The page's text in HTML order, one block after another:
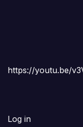
https://youtu.be/
Log in